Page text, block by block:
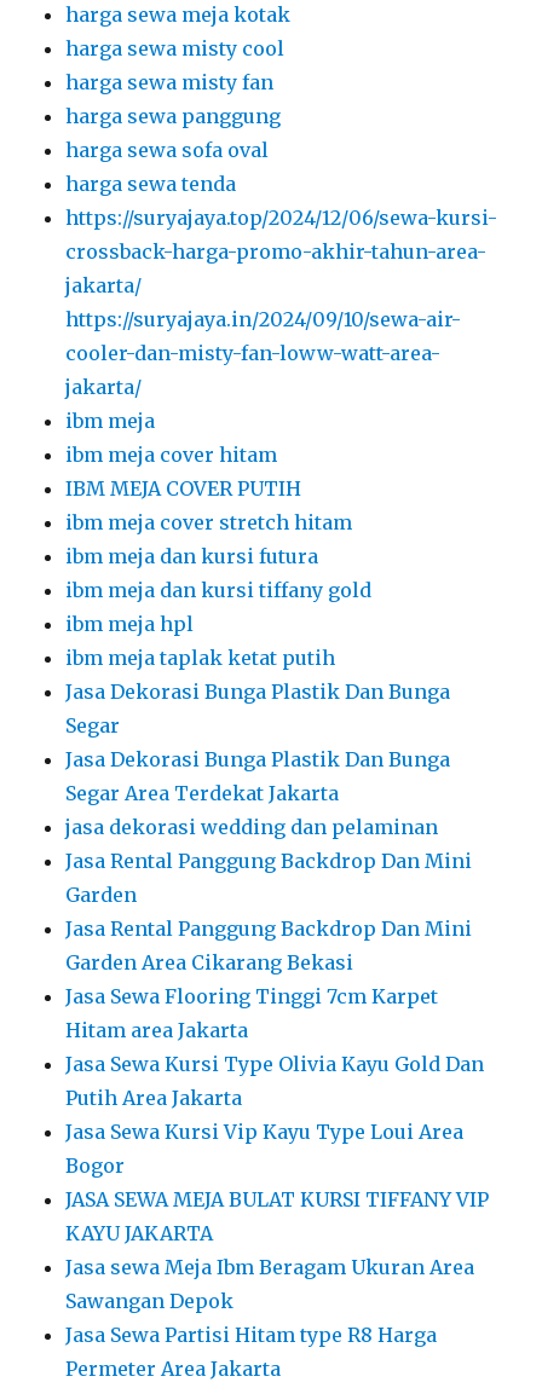
harga sewa meja kotak
harga sewa misty cool
harga sewa misty fan
harga sewa panggung
harga sewa sofa oval
harga sewa tenda
https://suryajaya.top/2024/12/06/sewa-kursi-
crossback-harga-promo-akhir-tahun-area-
jakarta/
https://suryajaya.in/2024/09/10/sewa-air-
cooler-dan-misty-fan-loww-watt-area-
jakarta/
ibm meja
ibm meja cover hitam
IBM MEJA COVER PUTIH
ibm meja cover stretch hitam
ibm meja dan kursi futura
ibm meja dan kursi tiffany gold
ibm meja hpl
ibm meja taplak ketat putih
Jasa Dekorasi Bunga Plastik Dan Bunga
Segar
Jasa Dekorasi Bunga Plastik Dan Bunga
Segar Area Terdekat Jakarta
jasa dekorasi wedding dan pelaminan
Jasa Rental Panggung Backdrop Dan Mini
Garden
Jasa Rental Panggung Backdrop Dan Mini
Garden Area Cikarang Bekasi
Jasa Sewa Flooring Tinggi 7cm Karpet
Hitam area Jakarta
Jasa Sewa Kursi Type Olivia Kayu Gold Dan
Putih Area Jakarta
Jasa Sewa Kursi Vip Kayu Type Loui Area
Bogor
JASA SEWA MEJA BULAT KURSI TIFFANY VIP
KAYU JAKARTA
Jasa sewa Meja Ibm Beragam Ukuran Area
Sawangan Depok
Jasa Sewa Partisi Hitam type R8 Harga
Permeter Area Jakarta